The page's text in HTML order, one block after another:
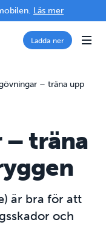
Läs mer
Ladda ner
– träna upp
– träna
är bra för att
och